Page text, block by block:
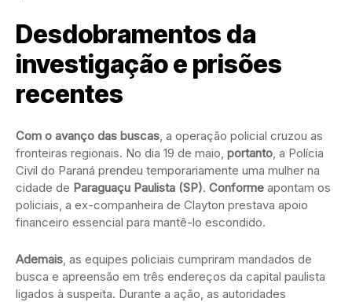
Desdobramentos da
investigação e prisões
recentes
Com o avanço das buscas, a operação policial cruzou as
fronteiras regionais. No dia 19 de maio, portanto, a Polícia
Civil do Paraná prendeu temporariamente uma mulher na
cidade de Paraguaçu Paulista (SP). Conforme apontam os
policiais, a ex-companheira de Clayton prestava apoio
financeiro essencial para mantê-lo escondido.
Ademais, as equipes policiais cumpriram mandados de
busca e apreensão em três endereços da capital paulista
ligados à suspeita. Durante a ação, as autoridades